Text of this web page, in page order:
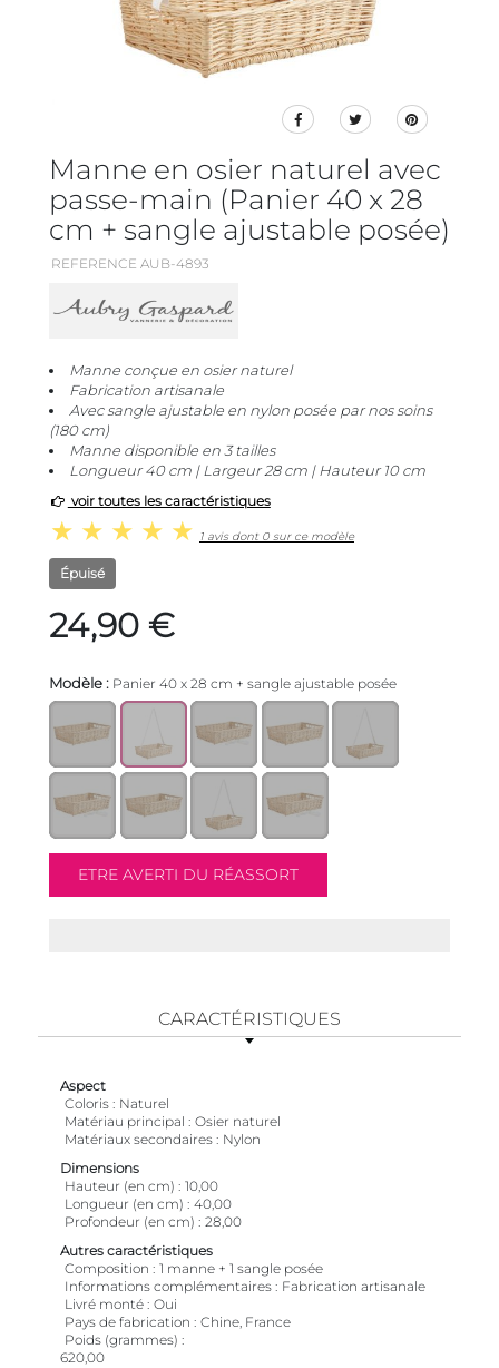
Manne en osier naturel avec
passe-main (Panier 40 x 28
cm + sangle ajustable posée)
REFERENCE AUB-4893
Manne conçue en osier naturel
Fabrication artisanale
Avec sangle ajustable en nylon posée par nos soins
(180 cm)
Manne disponible en 3 tailles
Longueur 40 cm | Largeur 28 cm | Hauteur 10 cm
voir toutes les caractéristiques
1 avis dont 0 sur ce modèle
Épuisé
24,90 €
Modèle : Panier 40 x 28 cm + sangle ajustable posée
CARACTÉRISTIQUES
Aspect
Coloris
Naturel
Matériau principal
Osier naturel
Matériaux secondaires
Nylon
Dimensions
Hauteur (en cm)
10,00
Longueur (en cm)
40,00
Profondeur (en cm)
28,00
Autres caractéristiques
Composition
1 manne + 1 sangle posée
Informations complémentaires
Fabrication artisanale
Livré monté Oui
Pays de fabrication
Chine, France
Poids (grammes)
620,00